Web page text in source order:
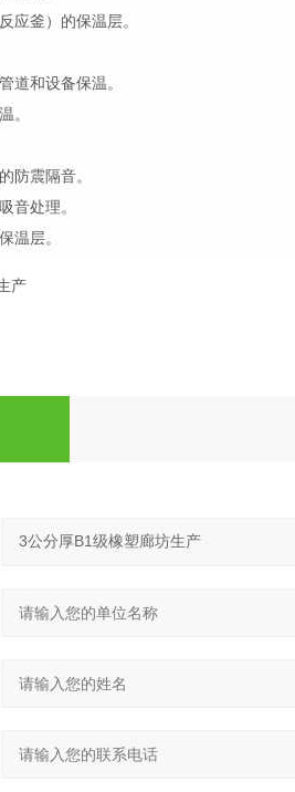
应釜）的保温层。
道和设备保温。
。
防震隔音。
音处理。
温层。